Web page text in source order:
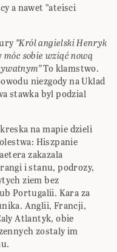
a nawet ”ateisci
”Król angielski Henryk
sobie wziąć nową
To klamstwo.
niezgody na Uklad
stawka byl podzial
na mapie dzieli
Hiszpanie
zakazala
i stanu, podrozy,
ziem bez
Portugalii. Kara za
Anglii, Francji,
Atlantyk, obie
zostaly im